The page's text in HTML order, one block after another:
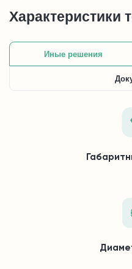
Характеристики
Иные решения